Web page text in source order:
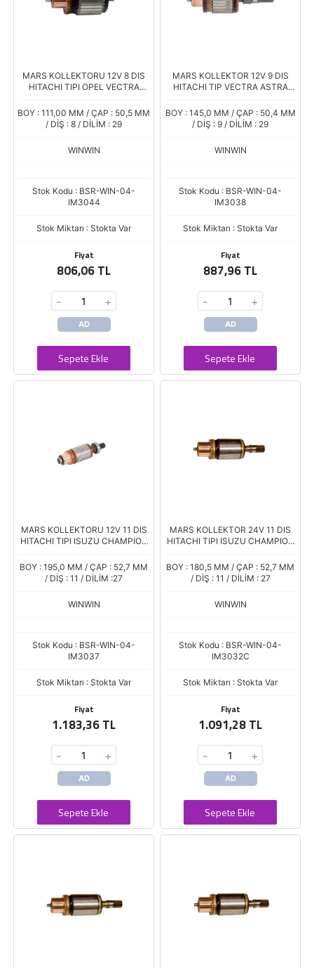
MARS KOLLEKTORU 12V 8 DIS
HITACHI TIPI OPEL VECTRA
TD KISA BOY
BOY : 111,00 MM / ÇAP : 50,5 MM
/ DİŞ : 8 / DİLİM : 29
WINWIN
Stok Kodu : BSR-WIN-04-
IM3044
Stok Miktarı : Stokta Var
Fiyat
806,06 TL
- +
AD
Sepete Ekle
MARS KOLLEKTOR 12V 9 DIS
HITACHI TIP VECTRA ASTRA
MERCURY UZUN BOY
BOY : 145,0 MM / ÇAP : 50,4 MM
/ DİŞ : 9 / DİLİM : 29
WINWIN
Stok Kodu : BSR-WIN-04-
IM3038
Stok Miktarı : Stokta Var
Fiyat
887,96 TL
- +
AD
Sepete Ekle
MARS KOLLEKTORU 12V 11 DIS
HITACHI TIPI ISUZU CHAMPION
2,5 DIZEL
BOY : 195,0 MM / ÇAP : 52,7 MM
/ DİŞ : 11 / DİLİM :27
WINWIN
Stok Kodu : BSR-WIN-04-
IM3037
Stok Miktarı : Stokta Var
Fiyat
1.183,36 TL
- +
AD
Sepete Ekle
MARS KOLLEKTOR 24V 11 DIS
HITACHI TIPI ISUZU CHAMPION
BOY : 180,5 MM / ÇAP : 52,7 MM
/ DİŞ : 11 / DİLİM : 27
WINWIN
Stok Kodu : BSR-WIN-04-
IM3032C
Stok Miktarı : Stokta Var
Fiyat
1.091,28 TL
- +
AD
Sepete Ekle